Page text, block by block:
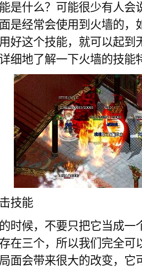
是什么？可能很少有人会
是经常会使用到火墙的，
好这个技能，就可以起到
细地了解一下火墙的技能
技能
时候，不要只把它当成一
在三个，所以我们完全可
面会带来很大的改变，它